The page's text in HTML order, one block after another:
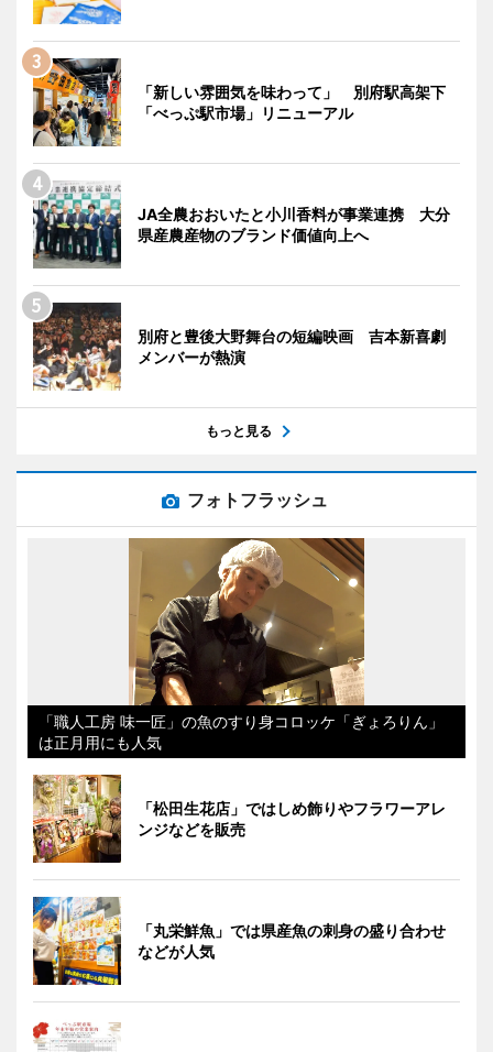
「新しい雰囲気を味わって」 別府駅高架下
「べっぷ駅市場」リニューアル
JA全農おおいたと小川香料が事業連携 大分
県産農産物のブランド価値向上へ
別府と豊後大野舞台の短編映画 吉本新喜劇
メンバーが熱演
もっと見る
フォトフラッシュ
「職人工房 味一匠」の魚のすり身コロッケ「ぎょろりん」
は正月用にも人気
「松田生花店」ではしめ飾りやフラワーアレ
ンジなどを販売
「丸栄鮮魚」では県産魚の刺身の盛り合わせ
などが人気